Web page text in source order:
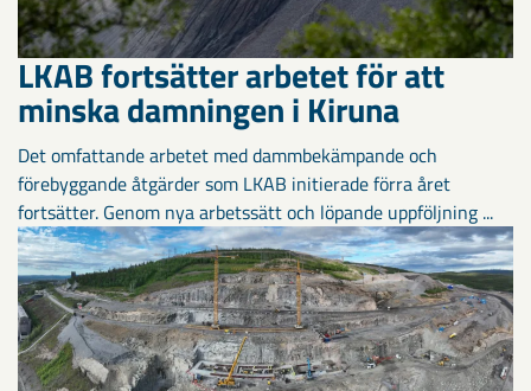
LKAB fortsätter arbetet för att
minska damningen i Kiruna
Det omfattande arbetet med dammbekämpande och
förebyggande åtgärder som LKAB initierade förra året
fortsätter. Genom nya arbetssätt och löpande uppföljning ...